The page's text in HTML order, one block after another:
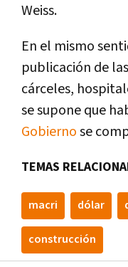
Weiss.
En el mismo
publicación de
cárceles,
se supone que
Gobiernose
TEMAS
macri dólar
construcción